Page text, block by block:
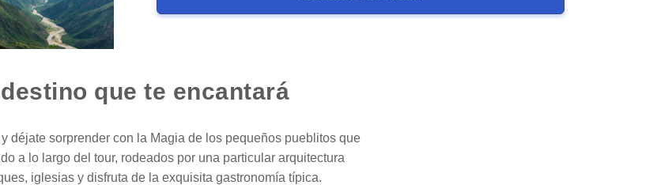
que te encantará
déjate sorprender con la Magia de los pequeños pueblitos que
a lo largo del tour, rodeados por una particular arquitectura
iglesias y disfruta de la exquisita gastronomía típica.